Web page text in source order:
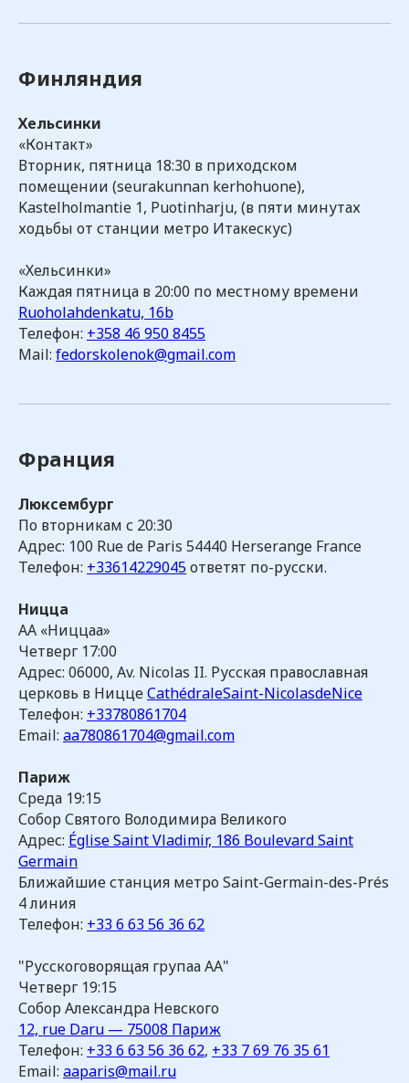
Финляндия
Хельсинки
«Контакт»
Вторник, пятница 18:30 в приходском
помещении (seurakunnan kerhohuone),
Kastelholmantie 1, Puotinharju, (в пяти минутах
ходьбы от станции метро Итакескус)
«Хельсинки»
Каждая пятница в 20:00 по местному времени
Ruoholahdenkatu, 16b
Телефон: +358 46 950 8455
Mail: fedorskolenok@gmail.com
Франция
Люксембург
По вторникам с 20:30
Адрес: 100 Rue de Paris 54440 Herserange France
Телефон: +33614229045ответят по-русски.
Ницца
АА «Ниццаа»
Четверг 17:00
Адрес: 06000, Av. Nicolas II. Русская православная
церковь в НиццеCathédraleSaint-NicolasdeNice
Телефон: +33780861704
Email: aa780861704@gmail.com
Париж
Среда 19:15
Собор Святого Володимира Великого
Адрес: Église Saint Vladimir, 186 Boulevard Saint
Germain
Ближайшие станция метро Saint-Germain-des-Prés
4 линия
Телефон: ‭+33 6 63 56 36 62
"Русскоговорящая групаа АА"
Четверг 19:15
Собор Александра Невского
12, rue Daru — 75008 Париж
Телефон: +33 6 63 56 36 62, +33 7 69 76 35 61
Email: aaparis@mail.ru
Посмотреть все
Мы будем рады вам помочь
в выздоровлении от алкоголизма
Найти группу
Узнать больше про собрания
Заказать литературу
Телефон ЦБО
+ 7 985 448 29 80
10:00-18:00 мск
Служба переписки АА
России
101000 Москва, а/я 710
Фонд «Единство»
perepiska@rsoaa.ru
id@rsoaa.ru
Фонд «Единство»
Группы АА на сегодня:
Зарегистрировано на август 2026 — 1303
Реквизиты организации
Публичная оферта